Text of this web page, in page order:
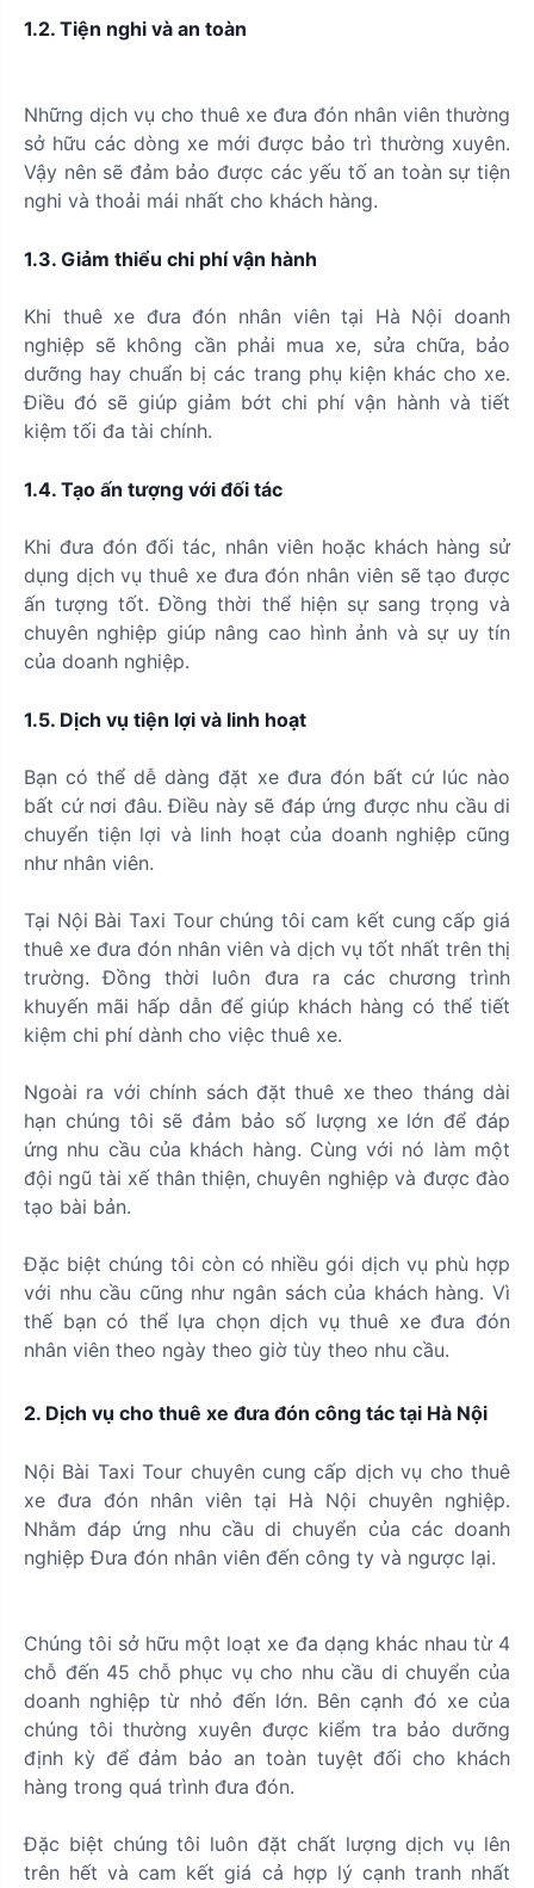
1.2. Tiện nghi và an toàn
Những dịch vụ cho thuê xe đưa đón nhân viên thường
sở hữu các dòng xe mới được bảo trì thường xuyên.
Vậy nên sẽ đảm bảo được các yếu tố an toàn sự tiện
nghi và thoải mái nhất cho khách hàng.
1.3. Giảm thiểu chi phí vận hành
Khi thuê xe đưa đón nhân viên tại Hà Nội doanh
nghiệp sẽ không cần phải mua xe, sửa chữa, bảo
dưỡng hay chuẩn bị các trang phụ kiện khác cho xe.
Điều đó sẽ giúp giảm bớt chi phí vận hành và tiết
kiệm tối đa tài chính.
1.4. Tạo ấn tượng với đối tác
Khi đưa đón đối tác, nhân viên hoặc khách hàng sử
dụng dịch vụ thuê xe đưa đón nhân viên sẽ tạo được
ấn tượng tốt. Đồng thời thể hiện sự sang trọng và
chuyên nghiệp giúp nâng cao hình ảnh và sự uy tín
của doanh nghiệp.
1.5. Dịch vụ tiện lợi và linh hoạt
Bạn có thể dễ dàng đặt xe đưa đón bất cứ lúc nào
bất cứ nơi đâu. Điều này sẽ đáp ứng được nhu cầu di
chuyển tiện lợi và linh hoạt của doanh nghiệp cũng
như nhân viên.
Tại Nội Bài Taxi Tour chúng tôi cam kết cung cấp giá
thuê xe đưa đón nhân viên và dịch vụ tốt nhất trên thị
trường. Đồng thời luôn đưa ra các chương trình
khuyến mãi hấp dẫn để giúp khách hàng có thể tiết
kiệm chi phí dành cho việc thuê xe.
Ngoài ra với chính sách đặt thuê xe theo tháng dài
hạn chúng tôi sẽ đảm bảo số lượng xe lớn để đáp
ứng nhu cầu của khách hàng. Cùng với nó làm một
đội ngũ tài xế thân thiện, chuyên nghiệp và được đào
tạo bài bản.
Đặc biệt chúng tôi còn có nhiều gói dịch vụ phù hợp
với nhu cầu cũng như ngân sách của khách hàng. Vì
thế bạn có thể lựa chọn dịch vụ thuê xe đưa đón
nhân viên theo ngày theo giờ tùy theo nhu cầu.
2. Dịch vụ cho thuê xe đưa đón công tác tại Hà Nội
Nội Bài Taxi Tour chuyên cung cấp dịch vụ cho thuê
xe đưa đón nhân viên tại Hà Nội chuyên nghiệp.
Nhằm đáp ứng nhu cầu di chuyển của các doanh
nghiệp Đưa đón nhân viên đến công ty và ngược lại.
Chúng tôi sở hữu một loạt xe đa dạng khác nhau từ 4
chỗ đến 45 chỗ phục vụ cho nhu cầu di chuyển của
doanh nghiệp từ nhỏ đến lớn. Bên cạnh đó xe của
chúng tôi thường xuyên được kiểm tra bảo dưỡng
định kỳ để đảm bảo an toàn tuyệt đối cho khách
hàng trong quá trình đưa đón.
Đặc biệt chúng tôi luôn đặt chất lượng dịch vụ lên
trên hết và cam kết giá cả hợp lý cạnh tranh nhất